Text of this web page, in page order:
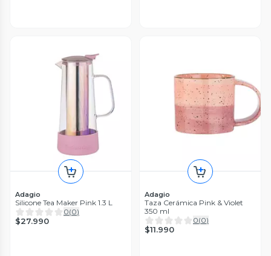
Adagio
Silicone Tea Maker Pink 1.3 L
0(0)
$27.990
Adagio
Taza Cerámica Pink & Violet
350 ml
0(0)
$11.990